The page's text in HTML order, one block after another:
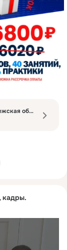
улица Дружинников, 8, Воронеж, Воронежская область
кадры.